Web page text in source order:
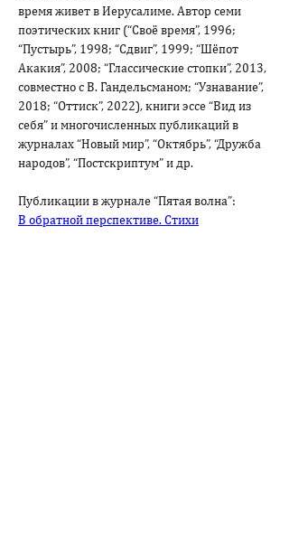
время живет в Иерусалиме. Автор семи
поэтических книг (“Своё время”, 1996;
“Пустырь”, 1998; “Сдвиг”, 1999; “Шёпот
Акакия”, 2008; “Глассические стопки”, 2013,
совместно с В. Гандельсманом; “Узнавание”,
2018; “Оттиск”, 2022), книги эссе “Вид из
себя” и многочисленных публикаций в
журналах “Новый мир”, “Октябрь”, “Дружба
народов”, “Постскриптум” и др.
Публикации в журнале “Пятая волна”:
В обратной перспективе. Стихи